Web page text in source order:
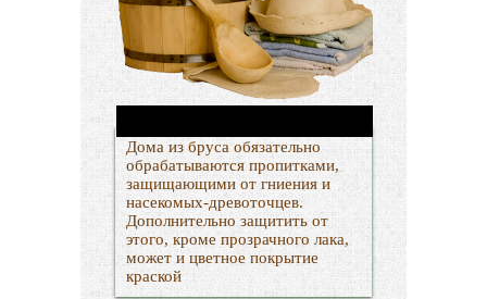
Дома из бруса обязательно
обрабатываются пропитками,
защищающими от гниения и
насекомых-древоточцев.
Дополнительно защитить от
этого, кроме прозрачного лака,
может и цветное покрытие
краской